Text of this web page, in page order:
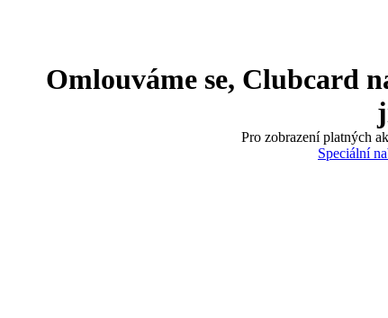
Omlouváme se, Clubcard
Pro zobrazení platných
Speciální